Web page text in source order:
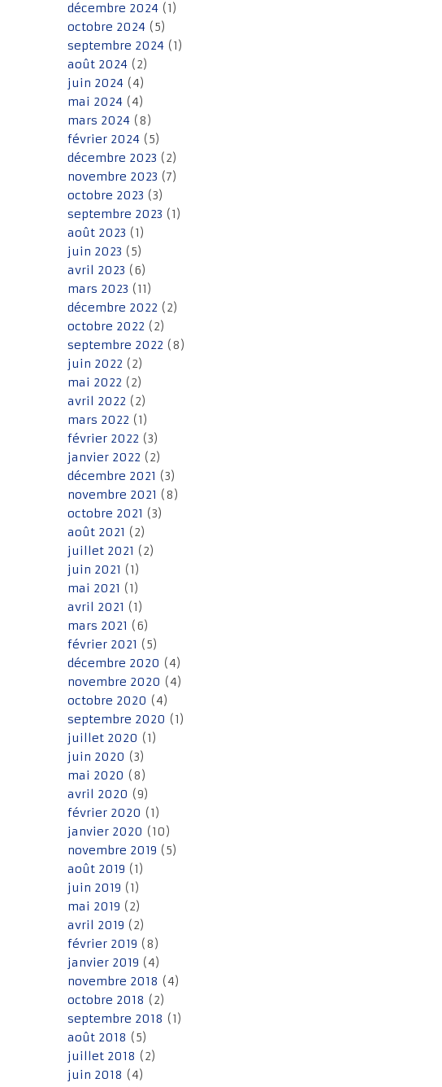
décembre 2024 (1)
octobre 2024 (5)
septembre 2024 (1)
août 2024 (2)
juin 2024 (4)
mai 2024 (4)
mars 2024 (8)
février 2024 (5)
décembre 2023 (2)
novembre 2023 (7)
octobre 2023 (3)
septembre 2023 (1)
août 2023 (1)
juin 2023 (5)
avril 2023 (6)
mars 2023 (11)
décembre 2022 (2)
octobre 2022 (2)
septembre 2022 (8)
juin 2022 (2)
mai 2022 (2)
avril 2022 (2)
mars 2022 (1)
février 2022 (3)
janvier 2022 (2)
décembre 2021 (3)
novembre 2021 (8)
octobre 2021 (3)
août 2021 (2)
juillet 2021 (2)
juin 2021 (1)
mai 2021 (1)
avril 2021 (1)
mars 2021 (6)
février 2021 (5)
décembre 2020 (4)
novembre 2020 (4)
octobre 2020 (4)
septembre 2020 (1)
juillet 2020 (1)
juin 2020 (3)
mai 2020 (8)
avril 2020 (9)
février 2020 (1)
janvier 2020 (10)
novembre 2019 (5)
août 2019 (1)
juin 2019 (1)
mai 2019 (2)
avril 2019 (2)
février 2019 (8)
janvier 2019 (4)
novembre 2018 (4)
octobre 2018 (2)
septembre 2018 (1)
août 2018 (5)
juillet 2018 (2)
juin 2018 (4)